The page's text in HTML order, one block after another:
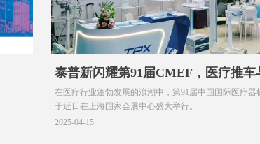
泰普新闪耀第91届CMEF，医疗推车
品惊艳亮相
在医疗行业蓬勃发展的浪潮中，第91届中国国际医疗器
于近日在上海国家会展中心盛大举行。
2025-04-15